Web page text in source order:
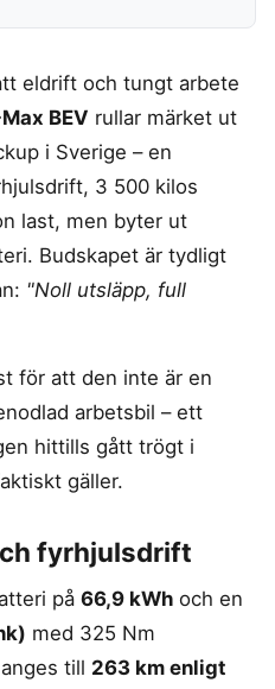
Säng
Tvättmaskin
KONTOR
Ergonomisk
Kontorsstol
Ergonomisk
Ståmatta
Höj och
KLIMAT
Luftkylare
Luftrenare
TV 65 Tum
Utomhushögtalare
bluetooth
Wifi högtalare
eldrift och tungt arbete
BEV rullar märket ut
i Sverige – en
3 500 kilos
last, men byter ut
Budskapet är tydligt
"Noll utsläpp, full
för att den inte är en
arbetsbil – ett
hittills gått trögt i
gäller.
fyrhjulsdrift
på 66,9 kWh och en
med 325 Nm
till 263 km enligt